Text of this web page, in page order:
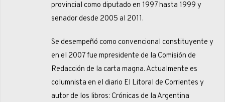
provincial como diputado en 1997 hasta 1999 y
senador desde 2005 al 2011.
Se desempeñó como convencional constituyente y
en el 2007 fue mpresidente de la Comisión de
Redacción de la carta magna. Actualmente es
columnista en el diario El Litoral de Corrientes y
autor de los libros: Crónicas de la Argentina